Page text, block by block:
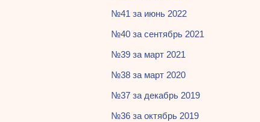
№41 за июнь 2022
№40 за сентябрь 2021
№39 за март 2021
№38 за март 2020
№37 за декабрь 2019
№36 за октябрь 2019